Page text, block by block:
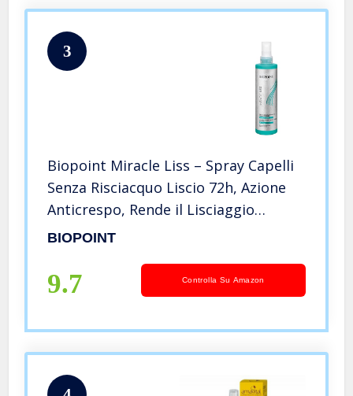
3
Biopoint Miracle Liss – Spray Capelli
Senza Risciacquo Liscio 72h, Azione
Anticrespo, Rende il Lisciaggio
Semplice e Veloce, Dona Morbidezza
BIOPOINT
9.7 Controlla Su Amazon